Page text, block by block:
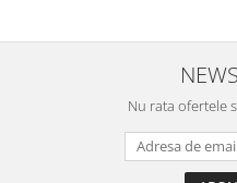
M-a indrumat pas cu pas si mi-a
atras atentia ca nu era conectat
cablul de video de la camera
Nu rata ofertele